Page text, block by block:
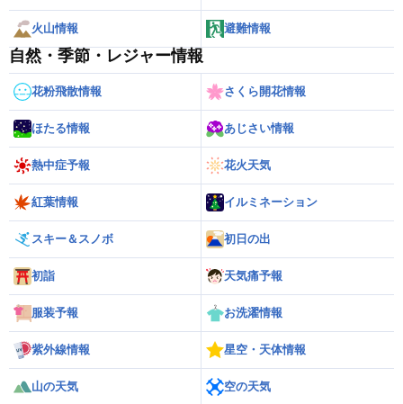
火山情報 避難情報
自然・季節・レジャー情報
花粉飛散情報 さくら開花情報
ほたる情報 あじさい情報
熱中症予報 花火天気
紅葉情報 イルミネーション
スキー＆スノボ 初日の出
初詣 天気痛予報
服装予報 お洗濯情報
紫外線情報 星空・天体情報
山の天気 空の天気